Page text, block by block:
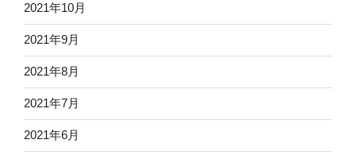
2021年10月
2021年9月
2021年8月
2021年7月
2021年6月